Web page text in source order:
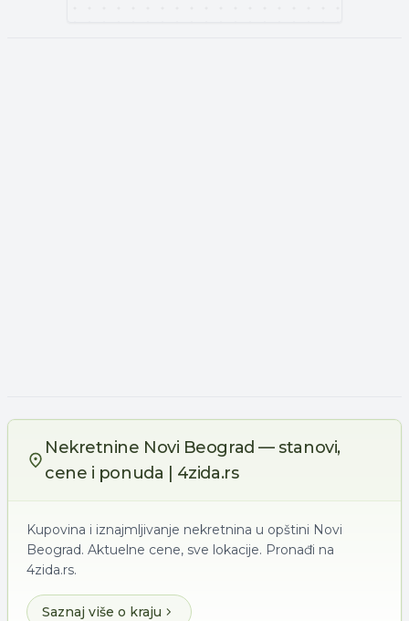
Nekretnine Novi Beograd — stanovi,
cene i ponuda | 4zida.rs
Kupovina i iznajmljivanje nekretnina u opštini Novi
Beograd. Aktuelne cene, sve lokacije. Pronađi na
4zida.rs.
Saznaj više o kraju